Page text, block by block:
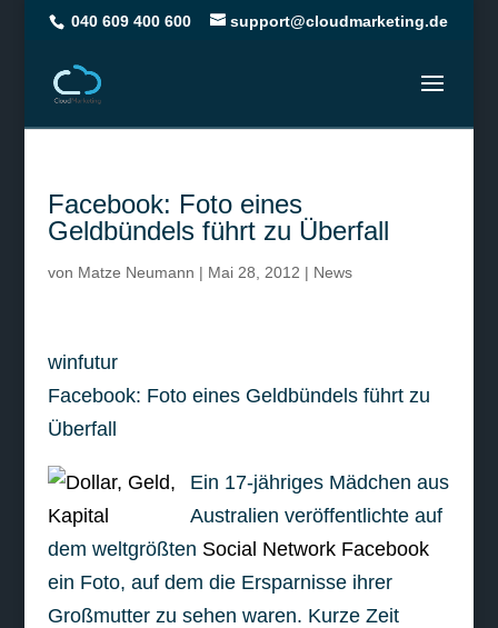
040 609 400 600 support@cloudmarketing.de
Facebook: Foto eines
Geldbündels führt zu Überfall
von Matze Neumann | Mai 28, 2012 | News
winfutur
Facebook: Foto eines Geldbündels führt zu
Überfall
Ein 17-jähriges Mädchen aus
Australien veröffentlichte auf
dem weltgrößten Social Network Facebook
ein Foto, auf dem die Ersparnisse ihrer
Großmutter zu sehen waren. Kurze Zeit